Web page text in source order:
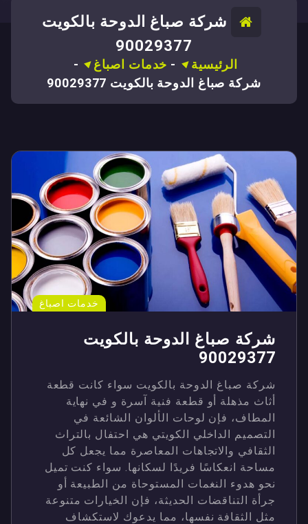
شركة صباغ الدوحة بالكويت
90029377
الرئيسية -خدمات اصباغ -
شركة صباغ الدوحة بالكويت 90029377
خدمات اصباغ
شركة صباغ الدوحة بالكويت
90029377
شركة صباغ الدوحة بالكويت سواء كانت قطعة
أثاث مذهلة أو قطعة فنية آسرة و في نهاية
المطاف، فإن لوحات الألوان الشائعة في
التصميم الداخلي الكويتي هي احتفال بالتراث
الثقافي والاتجاهات المعاصرة مما يجعل كل
مساحة انعكاسًا فريدًا لسكانها. سواء كنت تميل
نحو هدوء النغمات المستوحاة من الطبيعة أو
جرأة التناقضات الحديثة، فإن الخيارات متنوعة
مثل الثقافة نفسها، مما يدعوك لاستكشاف